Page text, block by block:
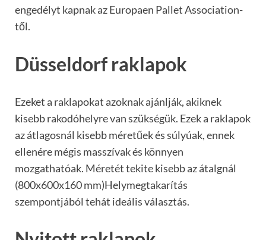
engedélyt kapnak az Europaen Pallet Association-
től.
Düsseldorf raklapok
Ezeket a raklapokat azoknak ajánlják, akiknek
kisebb rakodóhelyre van szükségük. Ezek a raklapok
az átlagosnál kisebb méretűek és súlyúak, ennek
ellenére mégis masszívak és könnyen
mozgathatóak. Méretét tekite kisebb az átalgnál
(800x600x160 mm)Helymegtakarítás
szempontjából tehát ideális választás.